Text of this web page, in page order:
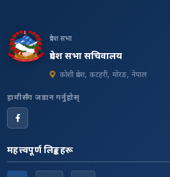
प्रदेश सभा
प्रदेश सभा सचिवालय
कोशी प्रदेश, कटहरी, मोरङ, नेपाल
हामीसँग जडान गर्नुहोस्
महत्त्वपूर्ण लिङ्कहरू